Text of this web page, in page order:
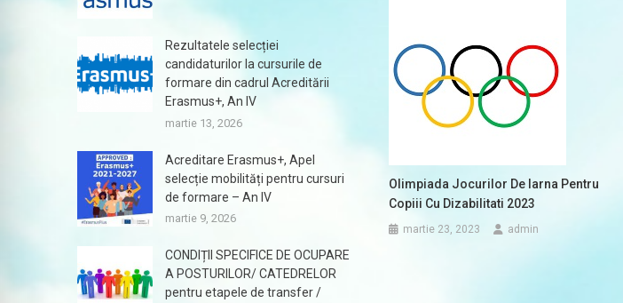
Olimpiada Jocurilor De Iarna Pentru
Copiii Cu Dizabilitati 2023
martie 23, 2023 admin
Rezultatele selecției
candidaturilor la cursurile de
formare din cadrul Acreditării
Erasmus+, An IV
martie 13, 2026
Acreditare Erasmus+, Apel
selecție mobilități pentru cursuri
de formare – An IV
martie 9, 2026
CONDIȚII SPECIFICE DE OCUPARE
A POSTURILOR/ CATEDRELOR
pentru etapele de transfer /